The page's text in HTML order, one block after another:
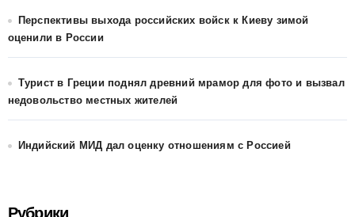
Перспективы выхода российских войск к Киеву зимой
оценили в России
Турист в Греции поднял древний мрамор для фото и вызвал
недовольство местных жителей
Индийский МИД дал оценку отношениям с Россией